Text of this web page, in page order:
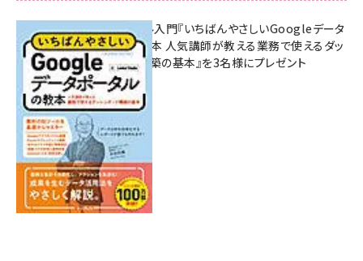
無料BIツール入門『いちばんやさしいGoogleデータ
ポータルの教本 人気講師が教える業務で使えるダッ
シュボード構築の基本』を3名様にプレゼント
7月31日 10:00